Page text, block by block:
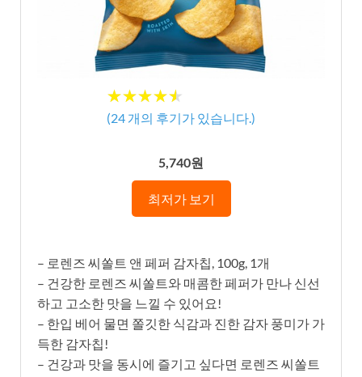
★★★★★
★★★★★
(24 개의 후기가 있습니다.)
5,740원
최저가 보기
– 로렌즈 씨쏠트 앤 페퍼 감자칩, 100g, 1개
– 건강한 로렌즈 씨쏠트와 매콤한 페퍼가 만나 신선
하고 고소한 맛을 느낄 수 있어요!
– 한입 베어 물면 쫄깃한 식감과 진한 감자 풍미가 가
득한 감자칩!
– 건강과 맛을 동시에 즐기고 싶다면 로렌즈 씨쏠트